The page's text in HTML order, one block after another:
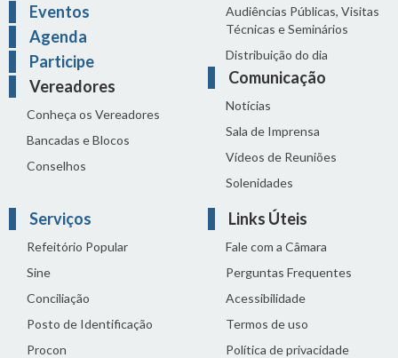
Eventos
Agenda
Participe
Vereadores
Conheça os Vereadores
Bancadas e Blocos
Conselhos
Audiências Públicas, Visitas
Técnicas e Seminários
Distribuição do dia
Comunicação
Notícias
Sala de Imprensa
Vídeos de Reuniões
Solenidades
Serviços
Refeitório Popular
Sine
Conciliação
Posto de Identificação
Procon
Links Úteis
Fale com a Câmara
Perguntas Frequentes
Acessibilidade
Termos de uso
Política de privacidade